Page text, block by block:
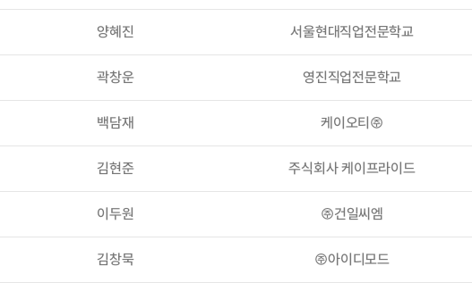
양혜진 서울현대직업전문학교
곽창운 영진직업전문학교
백담재 케이오티㈜
김현준 주식회사 케이프라이드
이두원 ㈜건일씨엠
김창묵 ㈜아이디모드